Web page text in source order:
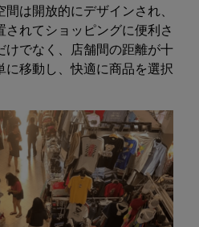
は開放的にデザインされ、
れてショッピングに便利さ
けでなく、店舗間の距離が十
移動し、快適に商品を選択